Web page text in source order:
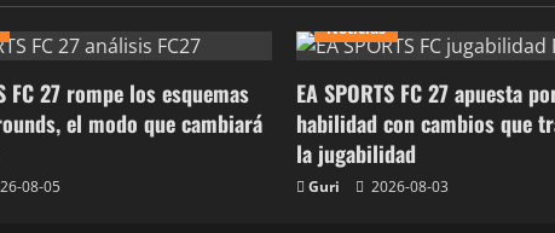
FC 27 rompe los esquemas
el modo que cambiará
08-05
Noticias
EA SPORTS FC 27 apuesta
habilidad con cambios que
la jugabilidad
Guri 2026-08-03